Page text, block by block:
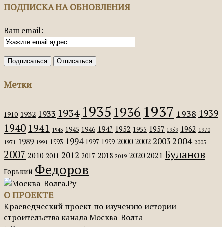
ПОДПИСКА НА ОБНОВЛЕНИЯ
Ваш email:
Метки
1910 1932 1933 1934 1935 1936 1937 1938 1939
1940 1941 1943 1945 1946 1947 1952 1955 1957 1959 1962 1970
1971 1989 1991 1993 1994 1997 1999 2000 2002 2003 2004 2005
2007 2010 2011 2012 2017 2018 2019 2020 2021 Буланов
Горький Федоров
О ПРОЕКТЕ
Краеведческий проект по изучению истории
строительства канала Москва-Волга